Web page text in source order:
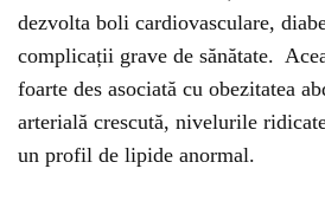
dezvolta boli cardiovasculare,
complicații grave de sănătate.
foarte des asociată cu obezitatea
arterială crescută, nivelurile
un profil de lipide anormal.